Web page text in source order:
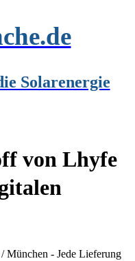
Solarenergie
von Lhyfe
München - Jede Lieferung